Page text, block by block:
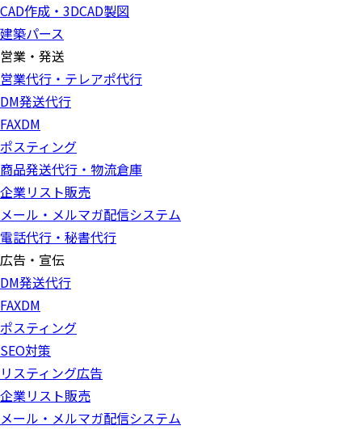
CAD作成・3DCAD製図
建築パース
営業・発送
営業代行・テレアポ代行
DM発送代行
FAXDM
ポスティング
商品発送代行・物流倉庫
企業リスト販売
メール・メルマガ配信システム
電話代行・秘書代行
広告・宣伝
DM発送代行
FAXDM
ポスティング
SEO対策
リスティング広告
企業リスト販売
メール・メルマガ配信システム